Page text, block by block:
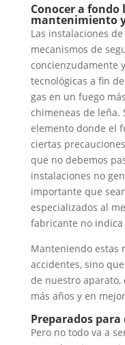
Conocer a fondo
mantenimiento
Las instalaciones
mecanismos de
concienzudamente
tecnológicas a fin
gas en un fuego
chimeneas de leña.
elemento donde el
ciertas
que no debemos
instalaciones no
importante que
especializados al
fabricante no indica
Manteniendo estas
accidentes, sino
de nuestro
más años y en
Preparados
Pero no todo va a